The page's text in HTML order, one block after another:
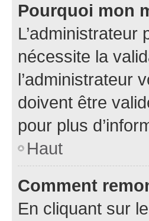
Pourquoi mon
nécessite la
l’administrateur
doivent être
pour plus
Haut
Comment
En cliquant sur